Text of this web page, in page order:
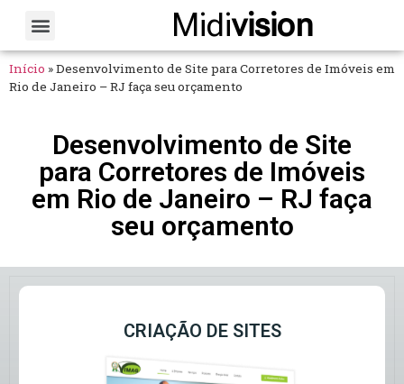
Midivision
Início »Desenvolvimento de Site para Corretores de Imóveis em
Rio de Janeiro – RJ faça seu orçamento
Desenvolvimento de Site
para Corretores de Imóveis
em Rio de Janeiro – RJ faça
seu orçamento
CRIAÇÃO DE SITES